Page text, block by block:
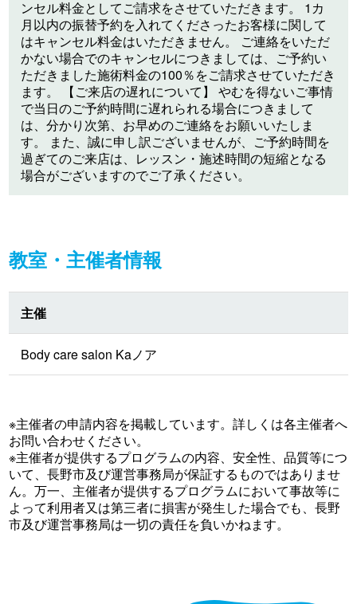
ンセル料金としてご請求をさせていただきます。 1カ
月以内の振替予約を入れてくださったお客様に関して
はキャンセル料金はいただきません。 ご連絡をいただ
かない場合でのキャンセルにつきましては、ご予約い
ただきました施術料金の100％をご請求させていただき
ます。 【ご来店の遅れについて】 やむを得ないご事情
で当日のご予約時間に遅れられる場合につきまして
は、分かり次第、お早めのご連絡をお願いいたしま
す。 また、誠に申し訳ございませんが、ご予約時間を
過ぎてのご来店は、レッスン・施述時間の短縮となる
場合がございますのでご了承ください。
教室・主催者情報
主催
Body care salon Kaノア
※主催者の申請内容を掲載しています。詳しくは各主催者へ
お問い合わせください。
※主催者が提供するプログラムの内容、安全性、品質等につ
いて、長野市及び運営事務局が保証するものではありませ
ん。万一、主催者が提供するプログラムにおいて事故等に
よって利用者又は第三者に損害が発生した場合でも、長野
市及び運営事務局は一切の責任を負いかねます。